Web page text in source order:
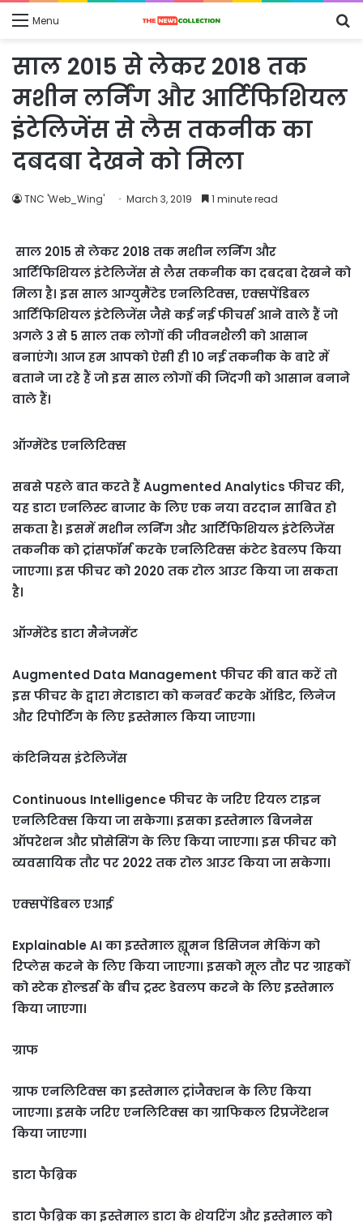
Menu
साल 2015 से लेकर 2018 तक
मशीन लर्निंग और आर्टिफिशियल
इंटेलिजेंस से लैस तकनीक का
दबदबा देखने को मिला
TNC 'Web_Wing' March 3, 2019 1 minute read
साल 2015 से लेकर 2018 तक मशीन लर्निंग और
आर्टिफिशियल इंटेलिजेंस से लैस तकनीक का दबदबा देखने को
मिला है। इस साल आग्युमैंटेड एनलिटिक्स, एक्सपेंडिबल
आर्टिफिशियल इंटेलिजेंस जैसे कई नई फीचर्स आने वाले हैं जो
अगले 3 से 5 साल तक लोगों की जीवनशैली को आसान
बनाएंगे। आज हम आपको ऐसी ही 10 नई तकनीक के बारे में
बताने जा रहे हैं जो इस साल लोगों की जिंदगी को आसान बनाने
वाले हैं।
ऑग्मेंटेड एनलिटिक्स
सबसे पहले बात करते हैं Augmented Analytics फीचर की,
यह डाटा एनलिस्ट बाजार के लिए एक नया वरदान साबित हो
सकता है। इसमें मशीन लर्निंग और आर्टिफिशियल इंटेलिजेंस
तकनीक को ट्रांसफॉर्म करके एनलिटिक्स कंटेट डेवलप किया
जाएगा। इस फीचर को 2020 तक रोल आउट किया जा सकता
है।
ऑग्मेंटेड डाटा मैनेजमेंट
Augmented Data Management फीचर की बात करें तो
इस फीचर के द्वारा मेटाडाटा को कनवर्ट करके ऑडिट, लिनेज
और रिपोर्टिंग के लिए इस्तेमाल किया जाएगा।
कंटिनियस इंटेलिजेंस
Continuous Intelligence फीचर के जरिए रियल टाइन
एनलिटिक्स किया जा सकेगा। इसका इस्तेमाल बिजनेस
ऑपरेशन और प्रोसेसिंग के लिए किया जाएगा। इस फीचर को
व्यवसायिक तौर पर 2022 तक रोल आउट किया जा सकेगा।
एक्सपेंडिबल एआई
Explainable AI का इस्तेमाल ह्यूमन डिसिजन मेकिंग को
रिप्लेस करने के लिए किया जाएगा। इसको मूल तौर पर ग्राहकों
को स्टेक होल्डर्स के बीच ट्रस्ट डेवलप करने के लिए इस्तेमाल
किया जाएगा।
ग्राफ
ग्राफ एनलिटिक्स का इस्तेमाल ट्रांजैक्शन के लिए किया
जाएगा। इसके जरिए एनलिटिक्स का ग्राफिकल रिप्रजेंटेशन
किया जाएगा।
डाटा फैब्रिक
डाटा फैब्रिक का इस्तेमाल डाटा के शेयरिंग और इस्तेमाल को